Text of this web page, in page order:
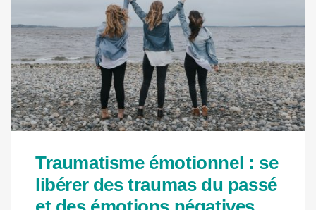
Traumatisme émotionnel : se
libérer des traumas du passé